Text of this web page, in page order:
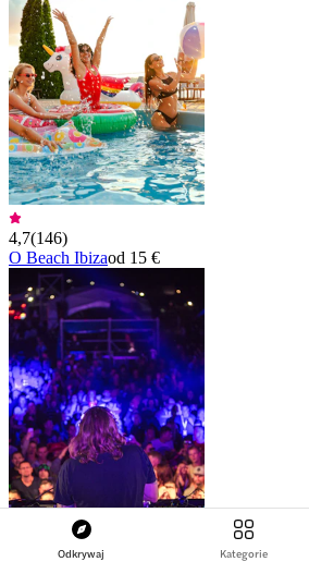
Odkrywaj Kategorie
4,7(146)
O Beach Ibizaod 15 €
221)